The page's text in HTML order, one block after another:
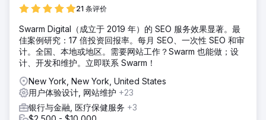
21 条评价
Swarm Digital（成立于 2019 年）的 SEO 服务效果显著。最
佳案例研究：17 倍投资回报率。每月 SEO、一次性 SEO 和审
计。全国、本地或地区。需要网站工作？Swarm 也能做；设
计、开发和维护。立即联系 Swarm！
New York, New York, United States
用户体验设计, 网站维护 +23
银行与金融, 医疗保健服务 +3